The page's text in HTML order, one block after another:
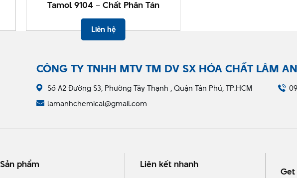
Tamol 9104 – Chất Phân Tán
Liên hệ
CÔNG TY TNHH MTV TM DV SX HÓA CHẤT LÂM
Số A2 Đường S3, Phường Tây Thạnh , Quận Tân Phú, TP.HCM
lamanhchemical@gmail.com
Sản phẩm Liên kết nhanh